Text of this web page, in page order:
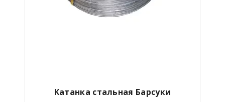
Катанка стальная Барсуки